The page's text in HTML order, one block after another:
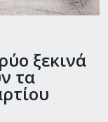
ξεκινά
τα